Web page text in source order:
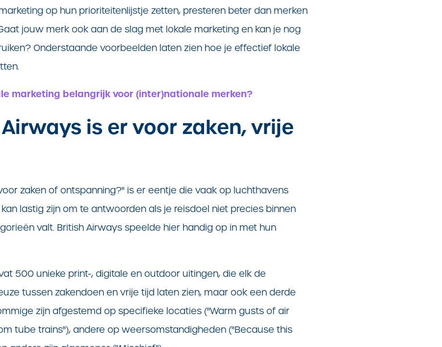
op hun prioriteitenlijstje zetten, presteren beter dan merken
jouw merk ook aan de slag met lokale marketing en kan je nog
Onderstaande voorbeelden laten zien hoe je effectief lokale
marketing belangrijk voor (inter)nationale merken?
Airways is er voor zaken, vrije
zaken of ontspanning?" is er eentje die vaak op luchthavens
lastig zijn om te antwoorden als je reisdoel niet precies binnen
valt. British Airways speelde hier handig op in met hun
500 unieke print-, digitale en outdoor uitingen, die elk de
tussen zakendoen en vrije tijd laten zien, maar ook een derde
zijn afgestemd op specifieke locaties ("Warm gusts of air
tube trains"), andere op weersomstandigheden ("Because this